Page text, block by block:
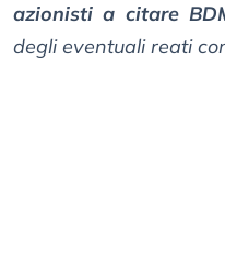
azionisti a citare
degli eventuali reati